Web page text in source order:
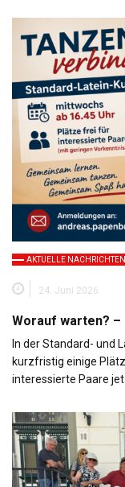
AKTUELLE NACHRICHTEN
24. Juni 2026
Worauf warten?
In der Standard- und
kurzfristig einige
interessierte Paare